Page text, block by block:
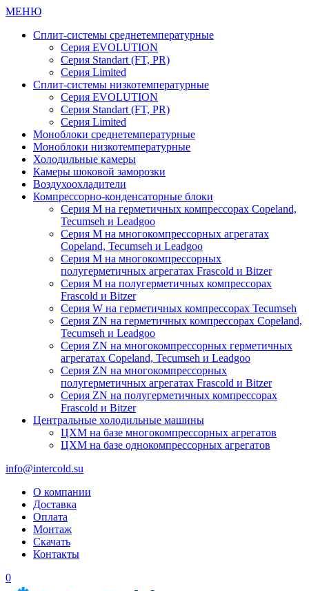
МЕНЮ
Сплит-системы среднетемпературные
Серия EVOLUTION
Серия Standart (FT, PR)
Серия Limited
Сплит-системы низкотемпературные
Серия EVOLUTION
Серия Standart (FT, PR)
Серия Limited
Моноблоки среднетемпературные
Моноблоки низкотемпературные
Холодильные камеры
Камеры шоковой заморозки
Воздухоохладители
Компрессорно-конденсаторные блоки
Серия M на герметичных компрессорах Copeland,
Tecumseh и Leadgoo
Серия M на многокомпрессорных агрегатах
Copeland, Tecumseh и Leadgoo
Серия M на многокомпрессорных
полугерметичных агрегатах Frascold и Bitzer
Серия M на полугерметичных компрессорах
Frascold и Bitzer
Серия W на герметичных компрессорах Tecumseh
Серия ZN на герметичных компрессорах Copeland,
Tecumseh и Leadgoo
Серия ZN на многокомпрессорных герметичных
агрегатах Copeland, Tecumseh и Leadgoo
Серия ZN на многокомпрессорных
полугерметичных агрегатах Frascold и Bitzer
Серия ZN на полугерметичных компрессорах
Frascold и Bitzer
Центральные холодильные машины
ЦХМ на базе многокомпрессорных агрегатов
ЦХМ на базе однокомпрессорных агрегатов
info@intercold.su
О компании
Доставка
Оплата
Монтаж
Скачать
Контакты
0